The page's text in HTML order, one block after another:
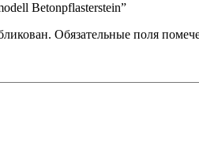
Betonpflasterstein”
Обязательные поля